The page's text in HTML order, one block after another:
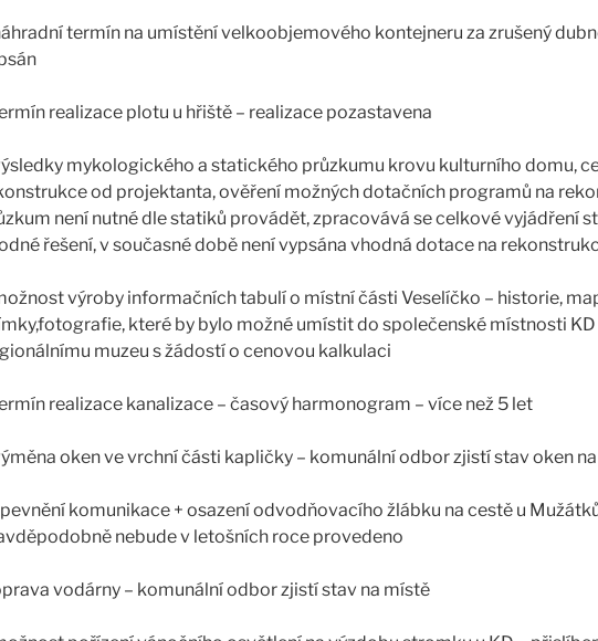
termín na umístění velkoobjemového kontejneru za zrušený
realizace plotu u hřiště – realizace pozastavena
mykologického a statického průzkumu krovu kulturního domu,
od projektanta, ověření možných dotačních programů na
není nutné dle statiků provádět, zpracovává se celkové vyjádření
řešení, v současné době není vypsána vhodná dotace na
výroby informačních tabulí o místní části Veselíčko – historie,
které by bylo možné umístit do společenské místnosti
muzeu s žádostí o cenovou kalkulaci
realizace kanalizace – časový harmonogram – více než 5 let
oken ve vrchní části kapličky – komunální odbor zjistí stav oken
komunikace + osazení odvodňovacího žlábku na cestě u
nebude v letošních roce provedeno
vodárny – komunální odbor zjistí stav na místě